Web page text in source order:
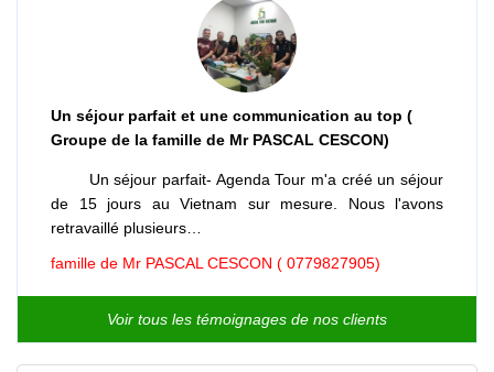
Un séjour parfait et une communication au top (
Groupe de la famille de Mr PASCAL CESCON)
Un séjour parfait- Agenda Tour m'a créé un séjour
de 15 jours au Vietnam sur mesure. Nous l'avons
retravaillé plusieurs…
famille de Mr PASCAL CESCON ( 0779827905)
Voir tous les témoignages de nos clients